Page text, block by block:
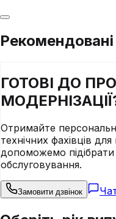
ГОТОВІ ДО
Отримайте
технічних фахівців
допоможемо
обслуговування.
Замовити дзвінок